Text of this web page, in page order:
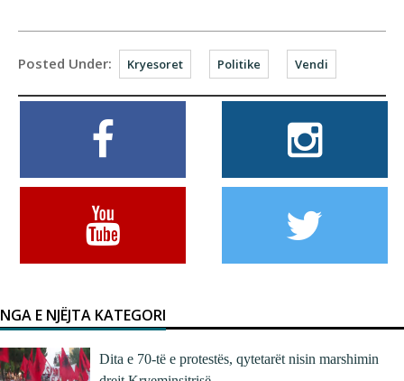
Posted Under: Kryesoret Politike Vendi
NGA E NJËJTA KATEGORI
Dita e 70-të e protestës, qytetarët nisin marshimin